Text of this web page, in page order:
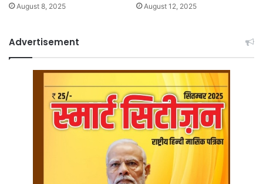
August 8, 2025 August 12, 2025
Advertisement